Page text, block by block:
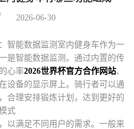
2026-06-30
智能数据监测室内健身车作为一
是智能数据监测。通过内置的传
心率2026世界杯官方合作网站、
设备的显示屏上。骑行者可以通
合理安排锻炼计划，达到更好的
式
以满足不同用户的需求。一般来